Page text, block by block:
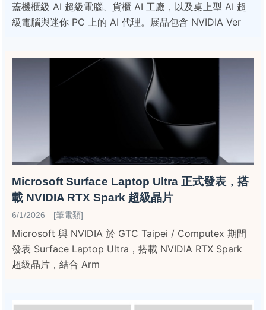
蓋機櫃級 AI 超級電腦、貨櫃 AI 工廠，以及桌上型 AI 超
級電腦與迷你 PC 上的 AI 代理。展品包含 NVIDIA Ver
Microsoft Surface Laptop Ultra 正式發表，搭
載 NVIDIA RTX Spark 超級晶片
6/1/2026 [筆電類]
Microsoft 與 NVIDIA 於 GTC Taipei / Computex 期間
發表 Surface Laptop Ultra，搭載 NVIDIA RTX Spark
超級晶片，結合 Arm